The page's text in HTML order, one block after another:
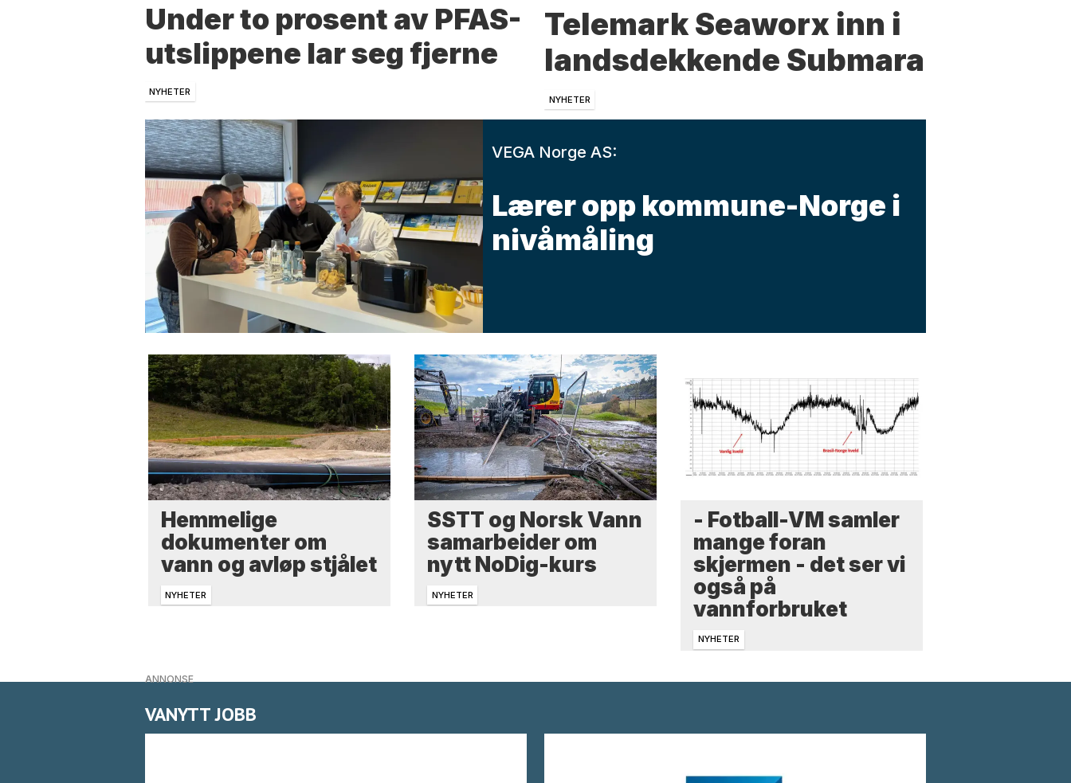
Under to prosent av PFAS-
utslippene lar seg fjerne
NYHETER
Telemark Seaworx inn i
landsdekkende Submara
NYHETER
VEGA Norge AS:
Lærer opp kommune-Norge i
nivåmåling
Hemmelige
dokumenter om
vann og avløp stjålet
NYHETER
SSTT og Norsk Vann
samarbeider om
nytt NoDig-kurs
NYHETER
- Fotball-VM samler
mange foran
skjermen - det ser vi
også på
vannforbruket
NYHETER
ANNONSE
VANYTT JOBB